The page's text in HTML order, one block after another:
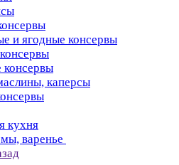
и ягодные консервы
каперсы
кухня
варенье